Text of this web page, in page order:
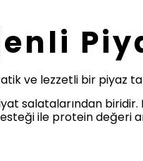
ve lezzetli bir piyaz
salatalarından
ile protein değeri